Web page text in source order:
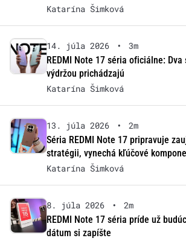
Katarína Šimková
14. júla 2026 •
3m
REDMI Note 17 séria oficiálne:
výdržou prichádzajú
Katarína Šimková
13. júla 2026 •
2m
Séria REDMI Note 17 pripravuje
stratégii, vynechá kľúčové
Katarína Šimková
8. júla 2026 •
2m
REDMI Note 17 séria príde už
dátum si zapíšte